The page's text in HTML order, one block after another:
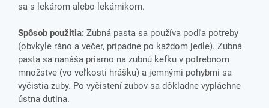
sa s lekárom alebo lekárnikom.
Spôsob použitia: Zubná pasta sa používa podľa potreby
(obvkyle ráno a večer, prípadne po každom jedle). Zubná
pasta sa nanáša priamo na zubnú kefku v potrebnom
množstve (vo veľkosti hrášku) a jemnými pohybmi sa
vyčistia zuby. Po vyčistení zubov sa dôkladne vypláchne
ústna dutina.